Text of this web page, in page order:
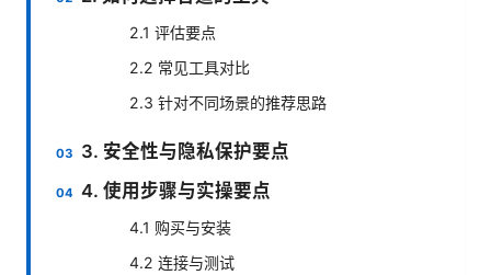
2.1 评估要点
2.2 常见工具对比
2.3 针对不同场景的推荐思路
3. 安全性与隐私保护要点
4. 使用步骤与实操要点
4.1 购买与安装
4.2 连接与测试